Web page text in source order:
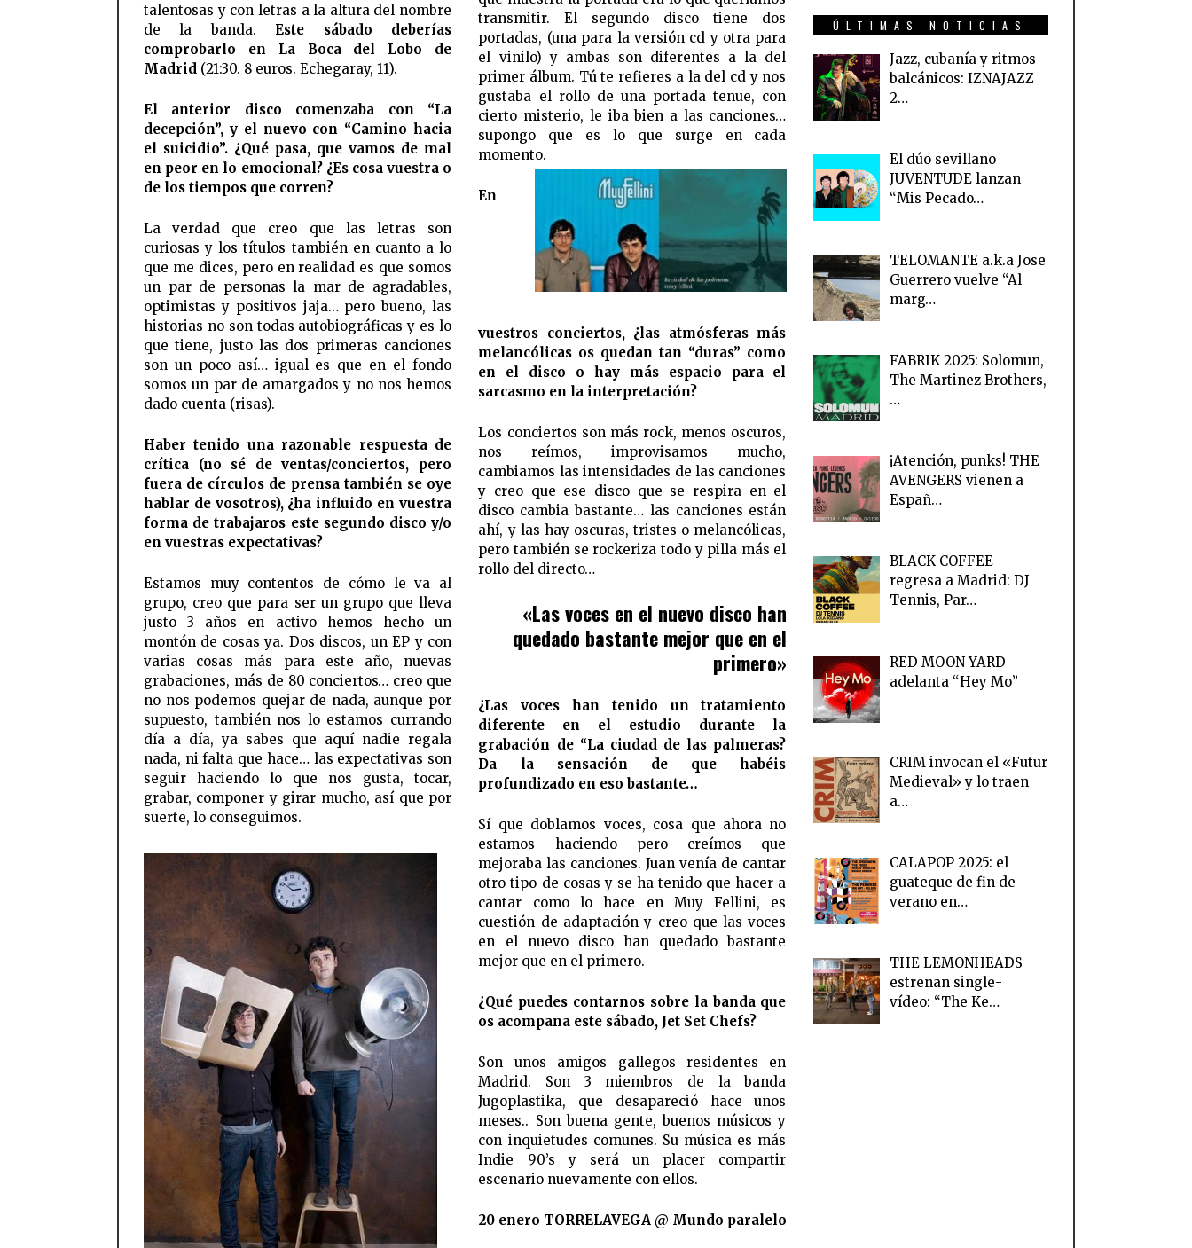
talentosas y con letras a la altura del nombre
de la banda. Este sábado deberías
comprobarlo en La Boca del Lobo de
Madrid (21:30. 8 euros. Echegaray, 11).
El anterior disco comenzaba con “La
decepción”, y el nuevo con “Camino hacia
el suicidio”. ¿Qué pasa, que vamos de mal
en peor en lo emocional? ¿Es cosa vuestra o
de los tiempos que corren?
La verdad que creo que las letras son
curiosas y los títulos también en cuanto a lo
que me dices, pero en realidad es que somos
un par de personas la mar de agradables,
optimistas y positivos jaja… pero bueno, las
historias no son todas autobiográficas y es lo
que tiene, justo las dos primeras canciones
son un poco así… igual es que en el fondo
somos un par de amargados y no nos hemos
dado cuenta (risas).
Haber tenido una razonable respuesta de
crítica (no sé de ventas/conciertos, pero
fuera de círculos de prensa también se oye
hablar de vosotros), ¿ha influido en vuestra
forma de trabajaros este segundo disco y/o
en vuestras expectativas?
Estamos muy contentos de cómo le va al
grupo, creo que para ser un grupo que lleva
justo 3 años en activo hemos hecho un
montón de cosas ya. Dos discos, un EP y con
varias cosas más para este año, nuevas
grabaciones, más de 80 conciertos… creo que
no nos podemos quejar de nada, aunque por
supuesto, también nos lo estamos currando
día a día, ya sabes que aquí nadie regala
nada, ni falta que hace… las expectativas son
seguir haciendo lo que nos gusta, tocar,
grabar, componer y girar mucho, así que por
suerte, lo conseguimos.
transmitir. El segundo disco tiene dos
portadas, (una para la versión cd y otra para
el vinilo) y ambas son diferentes a la del
primer álbum. Tú te refieres a la del cd y nos
gustaba el rollo de una portada tenue, con
cierto misterio, le iba bien a las canciones…
supongo que es lo que surge en cada
momento.
En
vuestros conciertos, ¿las atmósferas más
melancólicas os quedan tan “duras” como
en el disco o hay más espacio para el
sarcasmo en la interpretación?
Los conciertos son más rock, menos oscuros,
nos reímos, improvisamos mucho,
cambiamos las intensidades de las canciones
y creo que ese disco que se respira en el
disco cambia bastante… las canciones están
ahí, y las hay oscuras, tristes o melancólicas,
pero también se rockeriza todo y pilla más el
rollo del directo…
«Las voces en el nuevo disco han
quedado bastante mejor que en el
primero»
¿Las voces han tenido un tratamiento
diferente en el estudio durante la
grabación de “La ciudad de las palmeras?
Da la sensación de que habéis
profundizado en eso bastante…
Sí que doblamos voces, cosa que ahora no
estamos haciendo pero creímos que
mejoraba las canciones. Juan venía de cantar
otro tipo de cosas y se ha tenido que hacer a
cantar como lo hace en Muy Fellini, es
cuestión de adaptación y creo que las voces
en el nuevo disco han quedado bastante
mejor que en el primero.
¿Qué puedes contarnos sobre la banda que
os acompaña este sábado, Jet Set Chefs?
Son unos amigos gallegos residentes en
Madrid. Son 3 miembros de la banda
Jugoplastika, que desapareció hace unos
meses.. Son buena gente, buenos músicos y
con inquietudes comunes. Su música es más
Indie 90’s y será un placer compartir
escenario nuevamente con ellos.
20 enero TORRELAVEGA @ Mundo paralelo
ÚLTIMAS NOTICIAS
Jazz, cubanía y ritmos
balcánicos: IZNAJAZZ
2…
El dúo sevillano
JUVENTUDE lanzan
“Mis Pecado…
TELOMANTE a.k.a Jose
Guerrero vuelve “Al
marg…
FABRIK 2025: Solomun,
The Martinez Brothers,
…
¡Atención, punks! THE
AVENGERS vienen a
Españ…
BLACK COFFEE
regresa a Madrid: DJ
Tennis, Par…
RED MOON YARD
adelanta “Hey Mo”
CRIM invocan el «Futur
Medieval» y lo traen
a…
CALAPOP 2025: el
guateque de fin de
verano en…
THE LEMONHEADS
estrenan single-
vídeo: “The Ke…